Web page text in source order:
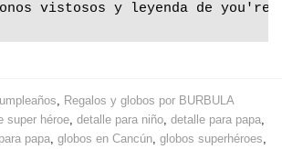
vistosos y leyenda de
Regalos y globos por BURBULA
super héroe detalle para niño detalle para papa
papa globos en Cancún globos superhéroes